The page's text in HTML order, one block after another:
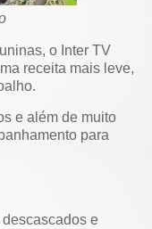
o Inter TV
receita mais leve,
e além de muito
para
e